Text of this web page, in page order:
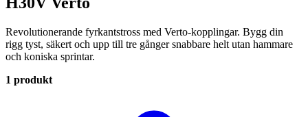
Revolutionerande fyrkantstross med Verto-kopplingar. Bygg din
rigg tyst, säkert och upp till tre gånger snabbare helt utan hammare
och koniska sprintar.
1 produkt